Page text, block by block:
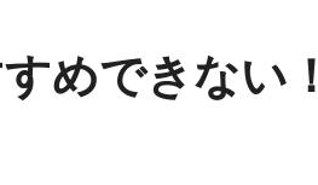
めできない